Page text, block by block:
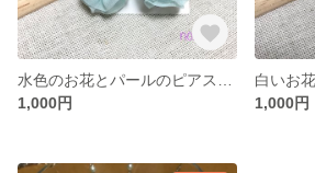
1,000円
1,000円